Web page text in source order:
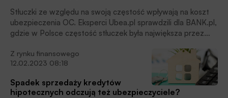
Stłuczki ze względu na swoją częstość wpływają na koszt
ubezpieczenia OC. Eksperci Ubea.pl sprawdzili dla BANK.pl,
gdzie w Polsce częstość stłuczek była największa przez
Z rynku finansowego
12.02.2023 08:18
Spadek sprzedaży kredytów
hipotecznych odczują też ubezpieczyciele?